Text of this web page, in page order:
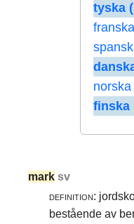
tyska
norska
finska
mark sv
definition:
bestående av